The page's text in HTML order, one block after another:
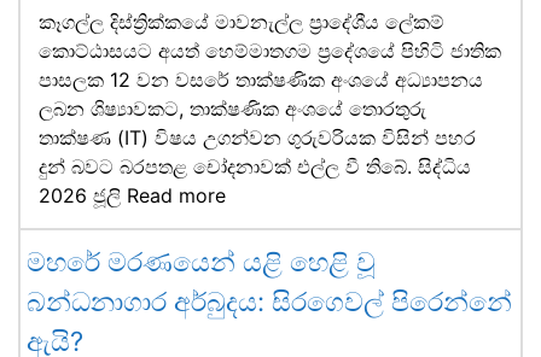
කෑගල්ල දිස්ත්‍රික්කයේ මාවනැල්ල ප්‍රාදේශීය ලේකම්
කොට්ඨාසයට අයත් හෙම්මාතගම ප්‍රදේශයේ පිහිටි ජාතික
පාසලක 12 වන වසරේ තාක්ෂණික අංශයේ අධ්‍යාපනය
ලබන ශිෂ්‍යාවකට, තාක්ෂණික අංශයේ තොරතුරු
තාක්ෂණ (IT) විෂය උගන්වන ගුරුවරියක විසින් පහර
දුන් බවට බරපතළ චෝදනාවක් එල්ල වී තිබේ. සිද්ධිය
2026 ජූලි Read more
මහරේ මරණයෙන් යළි හෙළි වූ
බන්ධනාගාර අර්බුදය: සිරගෙවල් පිරෙන්නේ
ඇයි?